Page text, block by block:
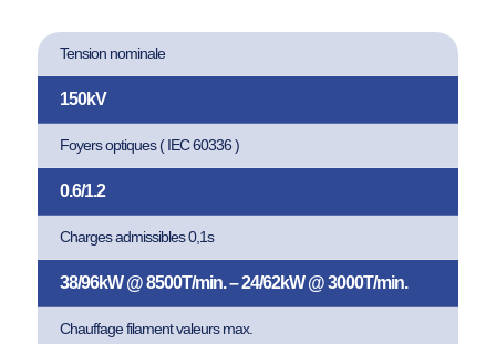
Tension nominale
150kV
Foyers optiques ( IEC 60336 )
0.6/1.2
Charges admissibles 0,1s
38/96kW @ 8500T/min. – 24/62kW @ 3000T/min.
Chauffage filament valeurs max.